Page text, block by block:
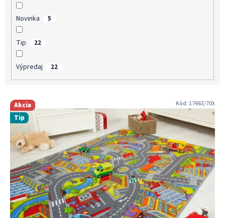
Novinka 5
Tip 22
Výpredaj 22
p
Akcia
Tip
Kód: 17663/70X